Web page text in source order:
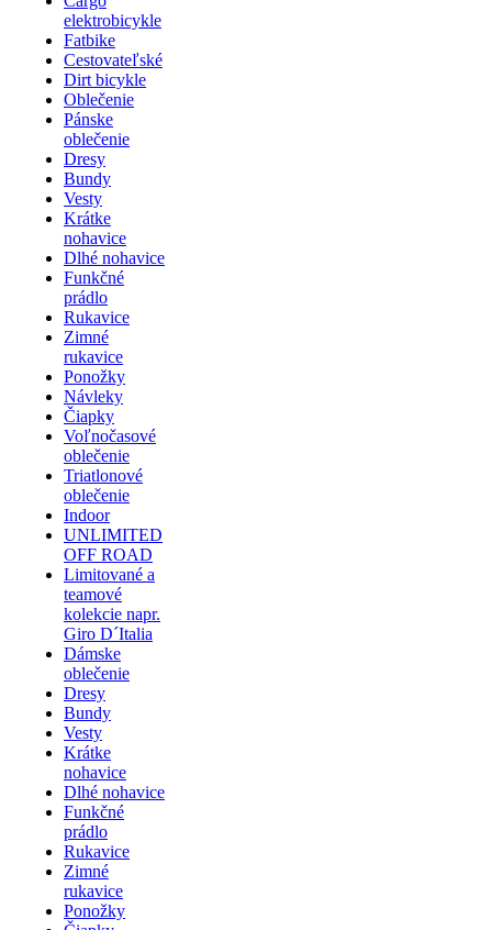
elektrobicykle
Fatbike
Cestovateľské
Dirt bicykle
Oblečenie
Pánske
oblečenie
Dresy
Bundy
Vesty
Krátke
nohavice
Dlhé nohavice
Funkčné
prádlo
Rukavice
Zimné
rukavice
Ponožky
Návleky
Čiapky
Voľnočasové
oblečenie
Triatlonové
oblečenie
Indoor
UNLIMITED
OFF ROAD
Limitované a
teamové
kolekcie napr.
Giro D´Italia
Dámske
oblečenie
Dresy
Bundy
Vesty
Krátke
nohavice
Dlhé nohavice
Funkčné
prádlo
Rukavice
Zimné
rukavice
Ponožky